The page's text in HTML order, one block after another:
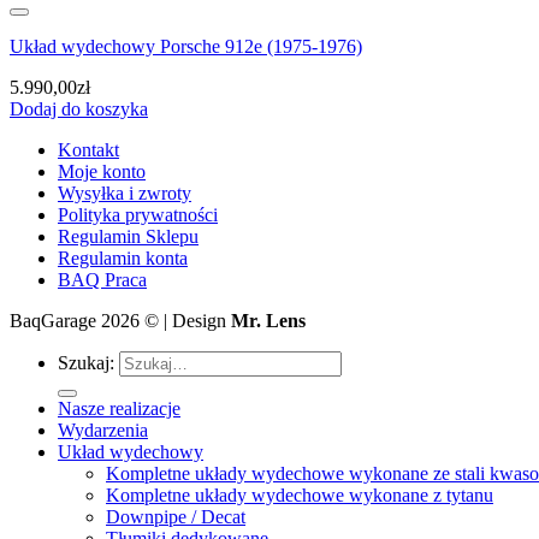
Układ wydechowy Porsche 912e (1975-1976)
5.990,00zł
Dodaj do koszyka
Kontakt
Moje konto
Wysyłka i zwroty
Polityka prywatności
Regulamin Sklepu
Regulamin konta
BAQ Praca
BaqGarage 2026 © | Design Mr. Lens
Szukaj:
Nasze realizacje
Wydarzenia
Układ wydechowy
Kompletne układy wydechowe wykonane ze stali
Kompletne układy wydechowe wykonane z tytanu
Downpipe / Decat